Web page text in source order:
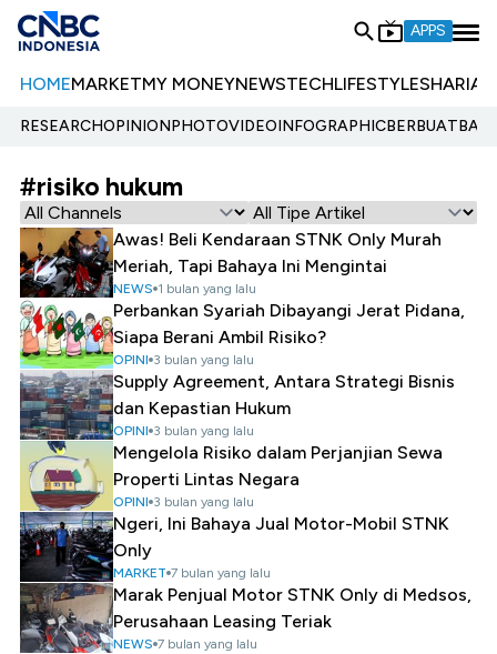
APPS
HOMEMARKETMY MONEYNEWSTECHLIFESTYLESHARIA
RESEARCHOPINIONPHOTOVIDEOINFOGRAPHIC
#risiko hukum
Awas! Beli Kendaraan STNK Only Murah
Meriah, Tapi Bahaya Ini Mengintai
NEWS 1 bulan yang lalu
Perbankan Syariah Dibayangi Jerat Pidana,
Siapa Berani Ambil Risiko?
OPINI 3 bulan yang lalu
Supply Agreement, Antara Strategi Bisnis
dan Kepastian Hukum
OPINI 3 bulan yang lalu
Mengelola Risiko dalam Perjanjian Sewa
Properti Lintas Negara
OPINI 3 bulan yang lalu
Ngeri, Ini Bahaya Jual Motor-Mobil STNK
Only
MARKET 7 bulan yang lalu
Marak Penjual Motor STNK Only di Medsos,
Perusahaan Leasing Teriak
NEWS 7 bulan yang lalu